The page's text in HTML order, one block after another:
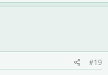
#19